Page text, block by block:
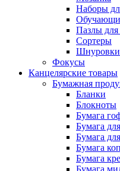
Наборы
Пазлы
Сортеры
Шнуровки
Фокусы
Канцелярские товары
Бумажная
Бланки
Блокноты
Бумага
Бумага
Бумага
Бумага
Бумага
Бумага